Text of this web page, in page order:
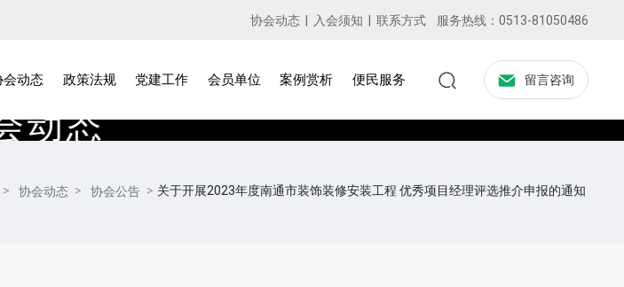
协会动态| 入会须知 | 联系方式服务热线： 0513-81050486
会动态 政策法规 党建工作 会员单位 案例赏析 便民服务 留言咨询
动态
协会动态 协会公告 关于开展2023年度南通市装饰装修安装工程 优秀项目经理评选推介申报的通知